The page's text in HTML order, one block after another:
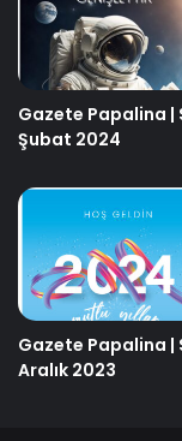
Gazete Papalina |
Şubat 2024
Gazete Papalina |
Aralık 2023